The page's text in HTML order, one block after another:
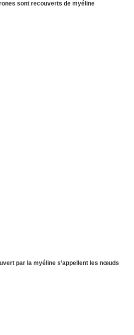
sont recouverts de myéline
par la myéline s’appellent les nœuds